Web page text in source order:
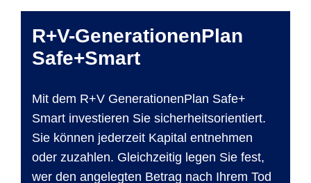
R+V-GenerationenPlan
Safe+Smart
Mit dem R+V GenerationenPlan Safe+
Smart investieren Sie sicherheitsorientiert.
Sie können jederzeit Kapital entnehmen
oder zuzahlen. Gleichzeitig legen Sie fest,
wer den angelegten Betrag nach Ihrem Tod